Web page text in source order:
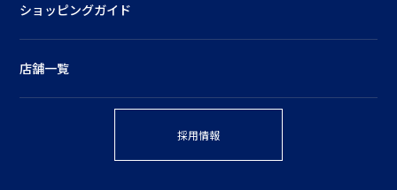
ショッピングガイド
店舗一覧
採用情報